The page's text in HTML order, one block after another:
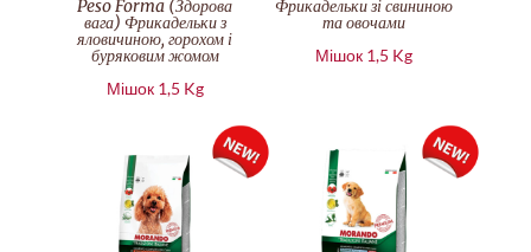
Peso Forma (Здорова
вага) Фрикадельки з
яловичиною, горохом і
буряковим жомом
Мішок 1,5 Kg
Фрикадельки зі свининою
та овочами
Мішок 1,5 Kg